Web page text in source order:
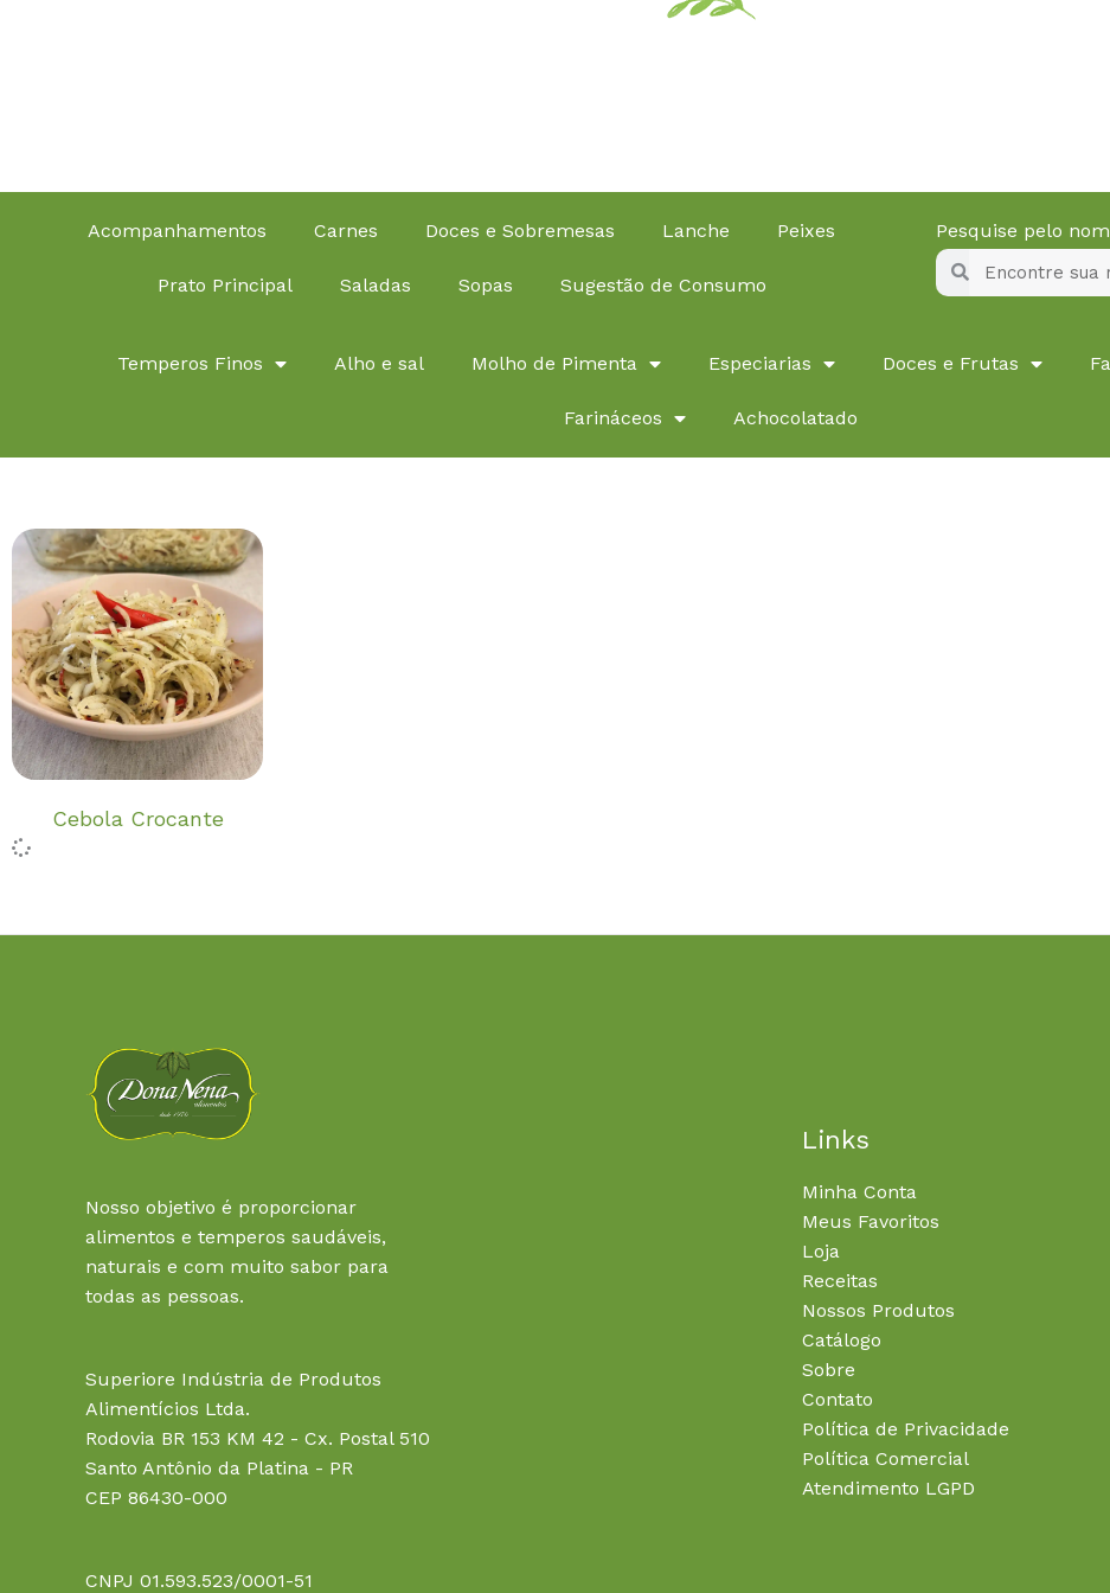
Acompanhamentos Carnes Doces e Sobremesas Lanche Peixes
Prato Principal Saladas Sopas Sugestão de Consumo
Pesquise pelo
Pesquisar
Pesquisar
Temperos Finos Alho e sal Molho de Pimenta Especiarias Doces e Frutas
Farináceos Achocolatado
Cebola Crocante
Nosso objetivo é proporcionar
alimentos e temperos saudáveis,
naturais e com muito sabor para
todas as pessoas.
Superiore Indústria de Produtos
Alimentícios Ltda.
Rodovia BR 153 KM 42 - Cx. Postal 510
Santo Antônio da Platina - PR
CEP 86430-000
CNPJ 01.593.523/0001-51
Links
Minha Conta
Meus Favoritos
Loja
Receitas
Nossos Produtos
Catálogo
Sobre
Contato
Política de Privacidade
Política Comercial
Atendimento LGPD